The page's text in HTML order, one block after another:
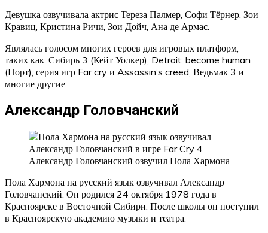
Девушка озвучивала актрис Тереза Палмер, Софи Тёрнер, Зои
Кравиц, Кристина Ричи, Зои Дойч, Ана де Армас.
Являлась голосом многих героев для игровых платформ,
таких как: Сибирь 3 (Кейт Уолкер), Detroit: become human
(Норт), серия игр Far cry и Assassin’s creed, Ведьмак 3 и
многие другие.
Александр Головчанский
Александр Головчанский озвучил Пола Хармона
Пола Хармона на русский язык озвучивал Александр
Головчанский. Он родился 24 октября 1978 года в
Красноярске в Восточной Сибири. После школы он поступил
в Красноярскую академию музыки и театра.